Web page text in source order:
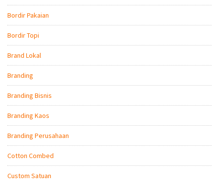
Bordir Pakaian
Bordir Topi
Brand Lokal
Branding
Branding Bisnis
Branding Kaos
Branding Perusahaan
Cotton Combed
Custom Satuan